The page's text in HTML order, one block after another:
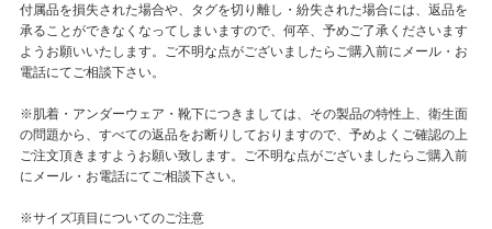
付属品を損失された場合や、タグを切り離し・紛失された場合には、返品を
承ることができなくなってしまいますので、何卒、予めご了承くださいます
ようお願いいたします。ご不明な点がございましたらご購入前にメール・お
電話にてご相談下さい。
※肌着・アンダーウェア・靴下につきましては、その製品の特性上、衛生面
の問題から、すべての返品をお断りしておりますので、予めよくご確認の上
ご注文頂きますようお願い致します。ご不明な点がございましたらご購入前
にメール・お電話にてご相談下さい。
※サイズ項目についてのご注意